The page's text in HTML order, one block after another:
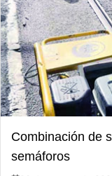
Combinación de
semáforos